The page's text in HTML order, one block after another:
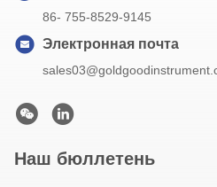
86- 755-8529-9145
Электронная почта
Наш бюллетень